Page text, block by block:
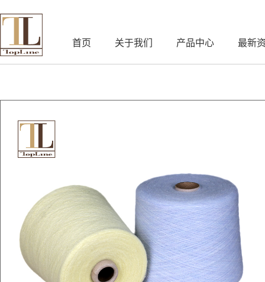
首页 关于我们 产品中心 最新